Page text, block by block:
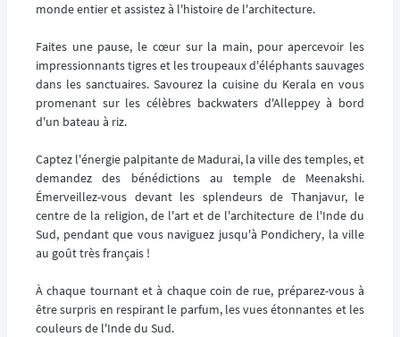
monde entier et assistez à l'histoire de l'architecture.
Faites une pause, le cœur sur la main, pour apercevoir les
impressionnants tigres et les troupeaux d'éléphants sauvages
dans les sanctuaires. Savourez la cuisine du Kerala en vous
promenant sur les célèbres backwaters d'Alleppey à bord
d'un bateau à riz.
Captez l'énergie palpitante de Madurai, la ville des temples, et
demandez des bénédictions au temple de Meenakshi.
Émerveillez-vous devant les splendeurs de Thanjavur, le
centre de la religion, de l'art et de l'architecture de l'Inde du
Sud, pendant que vous naviguez jusqu'à Pondichery, la ville
au goût très français !
À chaque tournant et à chaque coin de rue, préparez-vous à
être surpris en respirant le parfum, les vues étonnantes et les
couleurs de l'Inde du Sud.